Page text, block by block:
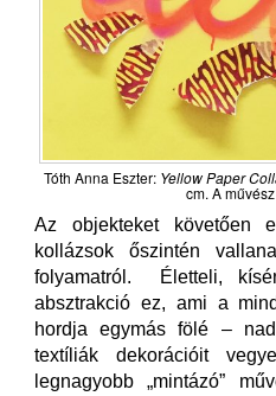
Tóth Anna Eszter: Yellow Paper
cm. A
Az objekteket követően
kollázsok őszintén
folyamatról. Életteli,
absztrakció ez, ami a
hordja egymás fölé –
textíliák dekorációit
legnagyobb „mintázó”